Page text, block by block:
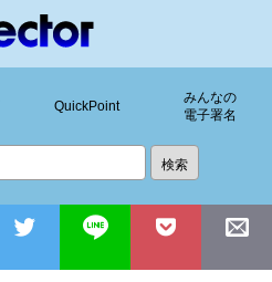
QuickPoint
みんなの
電子署名